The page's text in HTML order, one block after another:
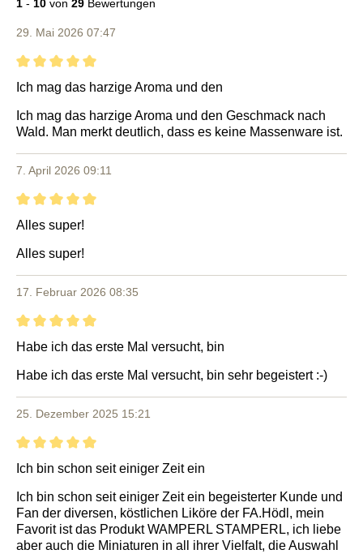
1 - 10 von 29 Bewertungen
29. Mai 2026 07:47
Bewertung mit 5 von 5 Sternen
Ich mag das harzige Aroma und den
Ich mag das harzige Aroma und den Geschmack nach
Wald. Man merkt deutlich, dass es keine Massenware ist.
7. April 2026 09:11
Bewertung mit 5 von 5 Sternen
Alles super!
Alles super!
17. Februar 2026 08:35
Bewertung mit 5 von 5 Sternen
Habe ich das erste Mal versucht, bin
Habe ich das erste Mal versucht, bin sehr begeistert :-)
25. Dezember 2025 15:21
Bewertung mit 5 von 5 Sternen
Ich bin schon seit einiger Zeit ein
Ich bin schon seit einiger Zeit ein begeisterter Kunde und
Fan der diversen, köstlichen Liköre der FA.Hödl, mein
Favorit ist das Produkt WAMPERL STAMPERL, ich liebe
aber auch die Miniaturen in all ihrer Vielfalt, die Auswahl